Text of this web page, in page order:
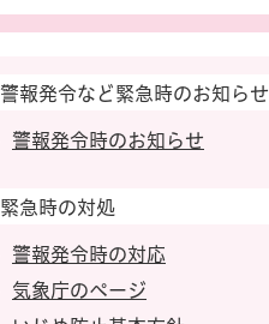
警報発令など緊急時のお知らせ
警報発令時のお知らせ
緊急時の対処
警報発令時の対応
気象庁のページ